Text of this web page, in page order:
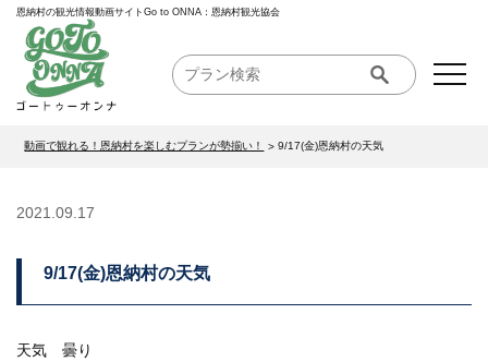
恩納村の観光情報動画サイトGo to ONNA：恩納村観光協会
動画で観れる！恩納村を楽しむプランが勢揃い！ 9/17(金)恩納村の天気
2021.09.17
9/17(金)恩納村の天気
天気 曇り